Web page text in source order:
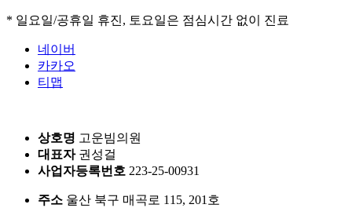
* 일요일/공휴일 휴진, 토요일은 점심시간 없이 진료
네이버
카카오
티맵
상호명 고운빔의원
대표자 권성걸
사업자등록번호 223-25-00931
주소 울산 북구 매곡로 115, 201호